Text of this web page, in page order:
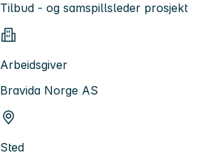
Tilbud - og samspillsleder prosjekt
Arbeidsgiver
Bravida Norge AS
Sted